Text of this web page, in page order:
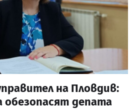
на Пловдив:
депата